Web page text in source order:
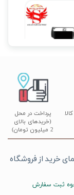
مانیتور فابریک برلیانس H220 اندروید 11 اینچ فول تاچ
پرداخت در محل
(خریدهای بالای
2 میلیون تومان)
خرید از فروشگاه
ثبت سفارش